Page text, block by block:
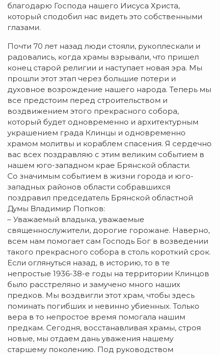
благодарю Господа нашего Иисуса Христа,
который сподобил нас видеть это собственными
глазами.
Почти 70 лет назад люди стояли, рукоплескали и
радовались, когда храмы взрывали, что пришел
конец старой религии и наступает новая эра. Мы
прошли этот этап через большие потери и
духовное возрождение нашего народа. Теперь мы
все предстоим перед строительством и
воздвижением этого прекрасного собора,
который будет одновременно и архитектурным
украшением града Клинцы и одновременно
храмом молитвы и кораблем спасения. Я сердечно
вас всех поздравляю с этим великим событием в
нашем юго-западном крае Брянской области.
Со значимым событием в жизни города и юго-
западных районов области собравшихся
поздравил председатель Брянской областной
Думы Владимир Попков:
– Уважаемый владыка, уважаемые
священнослужители, дорогие горожане. Наверно,
всем нам помогает сам Господь Бог в возведении
такого прекрасного собора в столь короткий срок.
Если оглянуться назад, в историю, то в те
непростые 1936-38-е годы на территории Клинцов
было расстреляно и замучено много наших
предков. Мы воздвигли этот храм, чтобы здесь
поминать погибших и невинно убиенных. Только
вера в то непростое время помогала нашим
предкам. Сегодня, восстанавливая храмы, строя
новые, мы отдаем дань уважения нашему
старшему поколению. Под руководством